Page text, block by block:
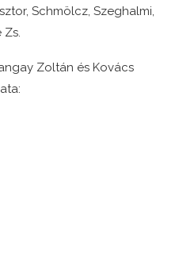
Schmölcz, Szeghalmi,
Zs.
Zoltán és Kovács